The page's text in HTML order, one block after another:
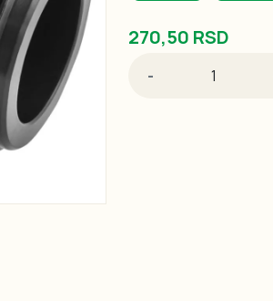
270,50 RSD
-